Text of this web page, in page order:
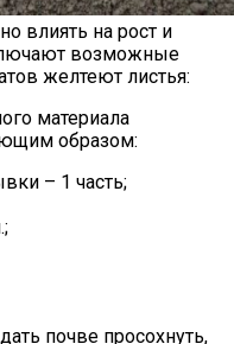
влиять на рост и
возможные
желтеют листья:
материала
образом:
– 1 часть;
почве просохнуть,